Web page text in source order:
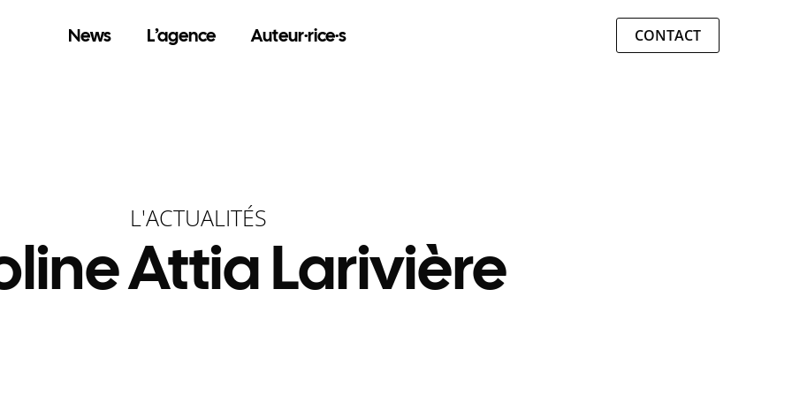
News L’agence Auteur·rice·s CONTACT
L'ACTUALITÉS
Attia Larivière